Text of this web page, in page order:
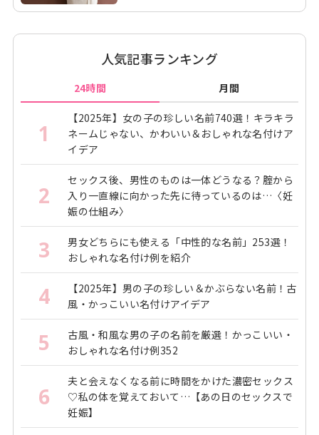
人気記事ランキング
24時間 月間
1
【2025年】女の子の珍しい名前740選！キラキラ
ネームじゃない、かわいい＆おしゃれな名付けア
イデア
2
セックス後、男性のものは一体どうなる？腟から
入り一直線に向かった先に待っているのは…〈妊
娠の仕組み〉
3
男女どちらにも使える「中性的な名前」253選！
おしゃれな名付け例を紹介
4
【2025年】男の子の珍しい＆かぶらない名前！古
風・かっこいい名付けアイデア
5
古風・和風な男の子の名前を厳選！かっこいい・
おしゃれな名付け例352
6
夫と会えなくなる前に時間をかけた濃密セックス
♡私の体を覚えておいて…【あの日のセックスで
妊娠】